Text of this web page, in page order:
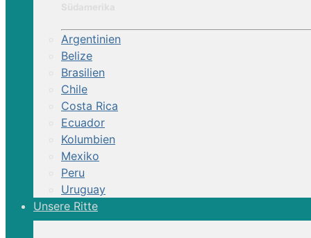
Argentinien
Belize
Brasilien
Chile
Costa Rica
Ecuador
Kolumbien
Mexiko
Peru
Uruguay
Unsere Ritte